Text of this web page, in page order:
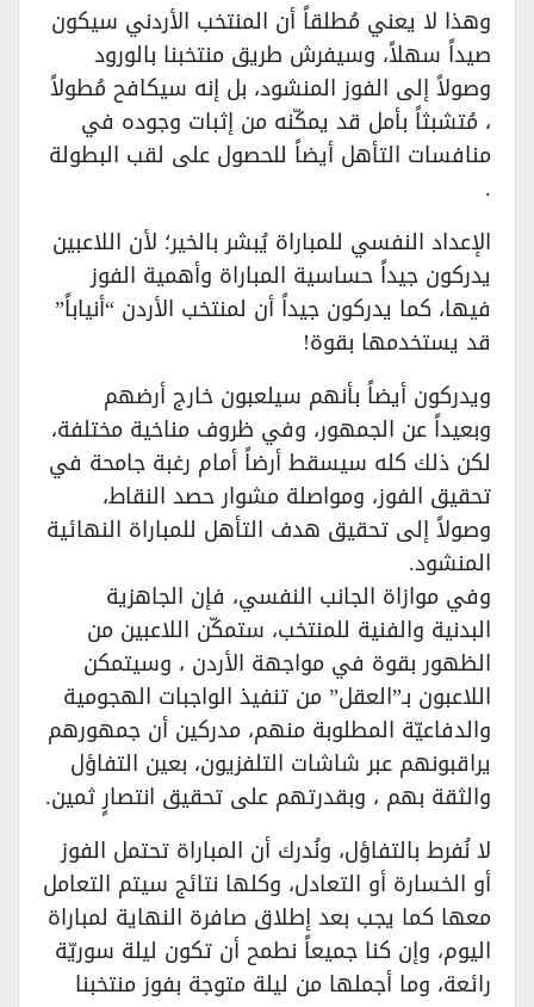
وهذا لا يعني مُطلقاً أن المنتخب الأردني سيكون
صيداً سهلاً، وسيفرش طريق منتخبنا بالورود
وصولاً إلى الفوز المنشود، بل إنه سيكافح مُطولاً
، مُتشبثاً بأمل قد يمكّنه من إثبات وجوده في
منافسات التأهل أيضاً للحصول على لقب البطولة
الإعداد النفسي للمباراة يُبشر بالخير؛ لأن اللاعبين
يدركون جيداً حساسية المباراة وأهمية الفوز
فيها، كما يدركون جيداً أن لمنتخب الأردن “أنياباً”
قد يستخدمها بقوة!
ويدركون أيضاً بأنهم سيلعبون خارج أرضهم
وبعيداً عن الجمهور، وفي ظروف مناخية مختلفة،
لكن ذلك كله سيسقط أرضاً أمام رغبة جامحة في
تحقيق الفوز، ومواصلة مشوار حصد النقاط،
وصولاً إلى تحقيق هدف التأهل للمباراة النهائية
المنشود.
وفي موازاة الجانب النفسي، فإن الجاهزية
البدنية والفنية للمنتخب، ستمكّن اللاعبين من
الظهور بقوة في مواجهة الأردن ، وسيتمكن
اللاعبون بـ”العقل” من تنفيذ الواجبات الهجومية
والدفاعيّة المطلوبة منهم، مدركين أن جمهورهم
يراقبونهم عبر شاشات التلفزيون، بعين التفاؤل
والثقة بهم ، وبقدرتهم على تحقيق انتصارٍ ثمين.
لا نُفرط بالتفاؤل، ونُدرك أن المباراة تحتمل الفوز
أو الخسارة أو التعادل، وكلها نتائج سيتم التعامل
معها كما يجب بعد إطلاق صافرة النهاية لمباراة
اليوم، وإن كنا جميعاً نطمح أن تكون ليلة سوريّة
رائعة، وما أجملها من ليلة متوجة بفوز منتخبنا